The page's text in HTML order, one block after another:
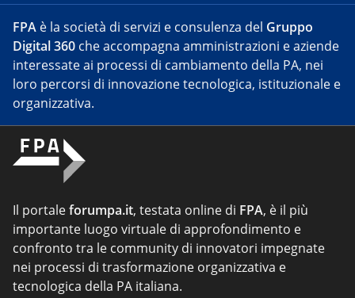
FPA è la società di servizi e consulenza del Gruppo
Digital 360 che accompagna amministrazioni e aziende
interessate ai processi di cambiamento della PA, nei
loro percorsi di innovazione tecnologica, istituzionale e
organizzativa.
Il portaleforumpa.it, testata online di FPA, è il più
importante luogo virtuale di approfondimento e
confronto tra le community di innovatori impegnate
nei processi di trasformazione organizzativa e
tecnologica della PA italiana.